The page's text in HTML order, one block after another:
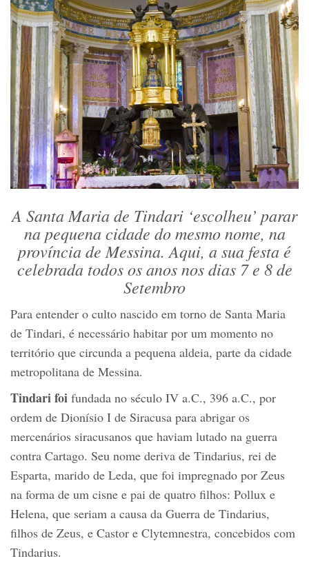
A Santa Maria de Tindari ‘escolheu’ parar
na pequena cidade do mesmo nome, na
província de Messina. Aqui, a sua festa é
celebrada todos os anos nos dias 7 e 8 de
Setembro
Para entender o culto nascido em torno de Santa Maria
de Tindari, é necessário habitar por um momento no
território que circunda a pequena aldeia, parte da cidade
metropolitana de Messina.
Tindari foi fundada no século IV a.C., 396 a.C., por
ordem de Dionísio I de Siracusa para abrigar os
mercenários siracusanos que haviam lutado na guerra
contra Cartago. Seu nome deriva de Tindarius, rei de
Esparta, marido de Leda, que foi impregnado por Zeus
na forma de um cisne e pai de quatro filhos: Pollux e
Helena, que seriam a causa da Guerra de Tindarius,
filhos de Zeus, e Castor e Clytemnestra, concebidos com
Tindarius.